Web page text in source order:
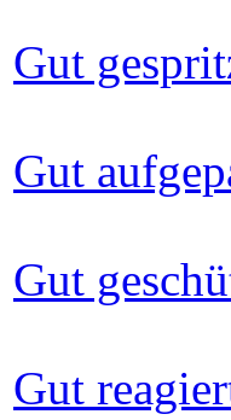
Gut
Gut
Gut
Gut